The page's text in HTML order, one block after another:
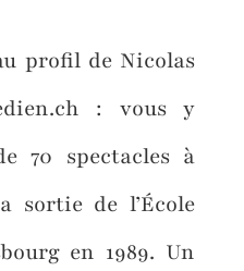
profil de Nicolas
: vous y
70 spectacles à
sortie de l’École
en 1989. Un